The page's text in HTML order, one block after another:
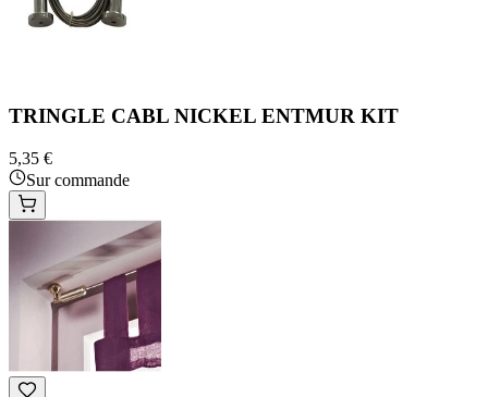
TRINGLE CABL NICKEL ENTMUR KIT
5,35 €
Sur commande